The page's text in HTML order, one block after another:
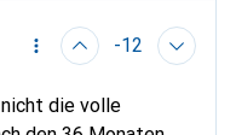
-12
die volle